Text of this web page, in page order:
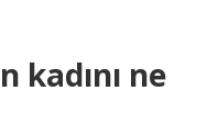
kadını ne